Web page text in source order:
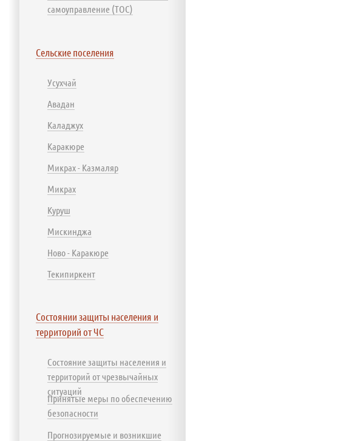
самоуправление (ТОС)
Сельские поселения
Усухчай
Авадан
Каладжух
Каракюре
Микрах - Казмаляр
Микрах
Куруш
Мискинджа
Ново - Каракюре
Текипиркент
Состоянии защиты населения и
территорий от ЧС
Состояние защиты населения и
территорий от чрезвычайных
ситуаций
Принятые меры по обеспечению
безопасности
Прогнозируемые и возникшие